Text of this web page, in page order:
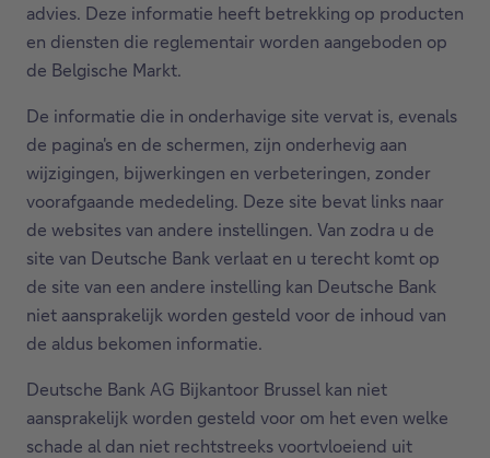
advies. Deze informatie heeft betrekking op producten
en diensten die reglementair worden aangeboden op
de Belgische Markt.
De informatie die in onderhavige site vervat is, evenals
de pagina's en de schermen, zijn onderhevig aan
wijzigingen, bijwerkingen en verbeteringen, zonder
voorafgaande mededeling. Deze site bevat links naar
de websites van andere instellingen. Van zodra u de
site van Deutsche Bank verlaat en u terecht komt op
de site van een andere instelling kan Deutsche Bank
niet aansprakelijk worden gesteld voor de inhoud van
de aldus bekomen informatie.
Deutsche Bank AG Bijkantoor Brussel kan niet
aansprakelijk worden gesteld voor om het even welke
schade al dan niet rechtstreeks voortvloeiend uit